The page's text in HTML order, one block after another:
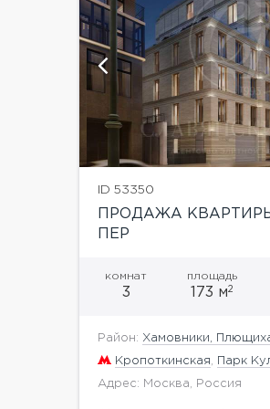
ID 53350
ПРОДАЖА
ПЕР
комнат
3
площадь
173 м2
Район: Хамовники,
Кропоткинская Парк
Адрес: Москва, Россия
показать